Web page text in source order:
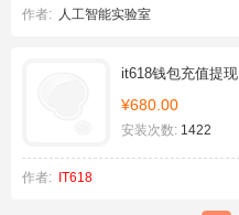
作者: 人工智能实验室
it618钱包充值提现
¥680.00
安装次数: 1422
作者: IT618